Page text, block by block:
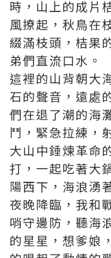
時，山上的成片
風撩起，秋鳥在
綴滿枝頭，桔果
弟們直流口水。
這裡的山背朝大
石的聲音，遠處
們在退了潮的海
鬥，緊急拉練，
大山中錘煉革命
打，一起吃著大
陽西下，海浪湧
夜晚降臨，我和
哨守邊防，聽海
的星星，想爹娘